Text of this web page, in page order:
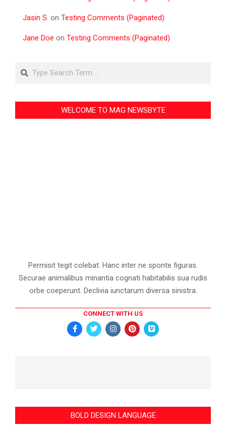
Jasin S. on Testing Comments (Paginated)
Jane Doe on Testing Comments (Paginated)
Search
WELCOME TO MAG NEWSBYTE
Permisit tegit colebat. Hanc inter ne sponte figuras.
Securae animalibus minantia cognati habitabilis sua rudis
orbe coeperunt. Declivia iunctarum diversa sinistra.
CONNECT WITH US
BOLD DESIGN LANGUAGE